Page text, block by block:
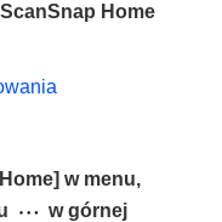
ScanSnap Home
w menu,
w górnej